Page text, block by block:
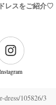
レスをご紹介♡
105826/3